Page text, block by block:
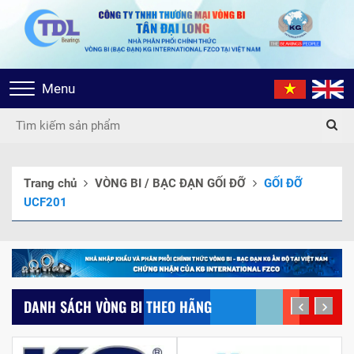
Toggle
navigation
Menu
Trang chủ VÒNG BI / BẠC ĐẠN GỐI ĐỠ
GỐI ĐỠ
UCF201
DANH SÁCH VÒNG BI THEO HÃNG prev next